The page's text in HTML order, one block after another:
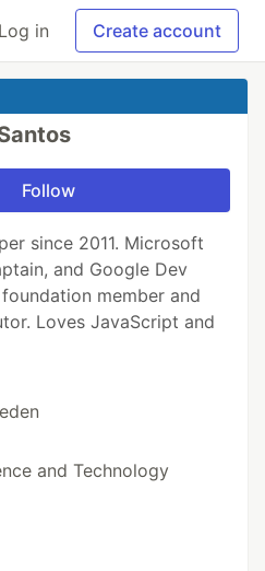
Log in Create account
Follow
since 2011. Microsoft
and Google Dev
member and
Loves JavaScript and
and Technology